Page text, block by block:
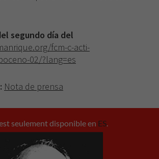
segundo día del
fcm-c-acti-
02/?lang=es
Nota de prensa
seulement disponible en ES.